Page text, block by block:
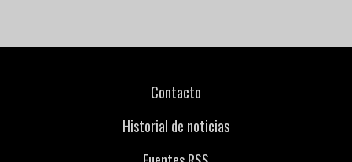
Contacto
Historial de noticias